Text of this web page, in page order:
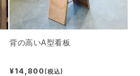
背の高いA型看板
¥14,800(税込)